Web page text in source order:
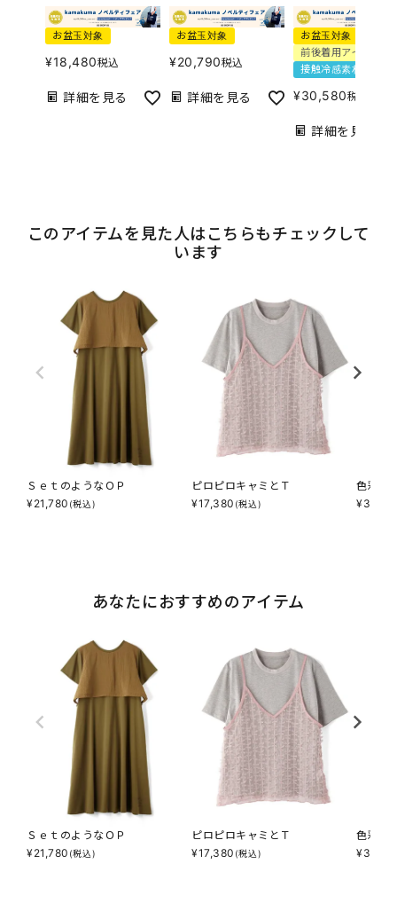
お盆玉対象
¥18,480税込
詳細を見る
お盆玉対象
¥20,790税込
詳細を見る
お盆玉対象
前後着用アイテム
接触冷感素材
¥30,580税込
詳細を見る
このアイテムを見た人はこちらもチェックして
います
ＳｅｔのようなＯＰ
¥21,780 (税込)
ピロピロキャミとＴ
¥17,380 (税込)
色彩と
¥
あなたにおすすめのアイテム
ＳｅｔのようなＯＰ
¥21,780 (税込)
ピロピロキャミとＴ
¥17,380 (税込)
色彩と
¥